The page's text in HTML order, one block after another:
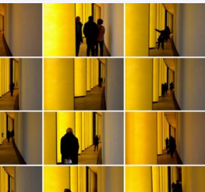
à ma wishlist